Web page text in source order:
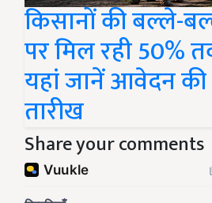
किसानों की बल्ले-
पर मिल रही 50%
यहां जानें आवेदन
तारीख
Share your comments